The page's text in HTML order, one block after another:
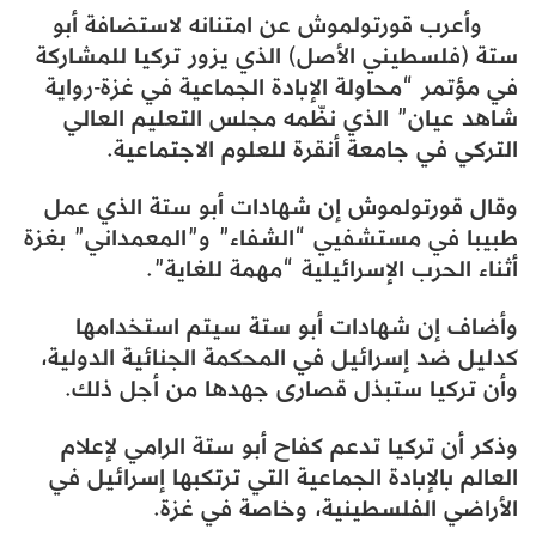
وأعرب قورتولموش عن امتنانه لاستضافة أبو
ستة (فلسطيني الأصل) الذي يزور تركيا للمشاركة
في مؤتمر “محاولة الإبادة الجماعية في غزة-رواية
شاهد عيان” الذي نظّمه مجلس التعليم العالي
التركي في جامعة أنقرة للعلوم الاجتماعية.
وقال قورتولموش إن شهادات أبو ستة الذي عمل
طبيبا في مستشفيي “الشفاء” و”المعمداني” بغزة
أثناء الحرب الإسرائيلية “مهمة للغاية”.
وأضاف إن شهادات أبو ستة سيتم استخدامها
كدليل ضد إسرائيل في المحكمة الجنائية الدولية،
وأن تركيا ستبذل قصارى جهدها من أجل ذلك.
وذكر أن تركيا تدعم كفاح أبو ستة الرامي لإعلام
العالم بالإبادة الجماعية التي ترتكبها إسرائيل في
الأراضي الفلسطينية، وخاصة في غزة.